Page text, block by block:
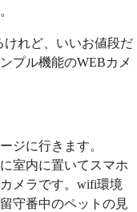
けれど、いいお値段だ
プル機能のWEBカメ
ジに行きます。
室内に置いてスマホ
メラです。wifi環境
守番中のペットの見